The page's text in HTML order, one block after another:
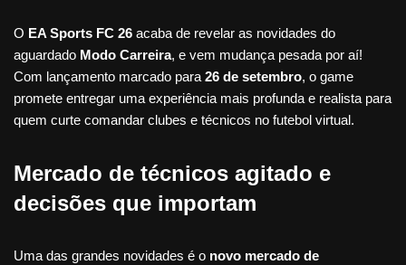
O EA Sports FC 26 acaba de revelar as novidades do
aguardado Modo Carreira, e vem mudança pesada por aí!
Com lançamento marcado para26 de setembro, o game
promete entregar uma experiência mais profunda e realista para
quem curte comandar clubes e técnicos no futebol virtual.
Mercado de técnicos agitado e
decisões que importam
Uma das grandes novidades é o novo mercado de